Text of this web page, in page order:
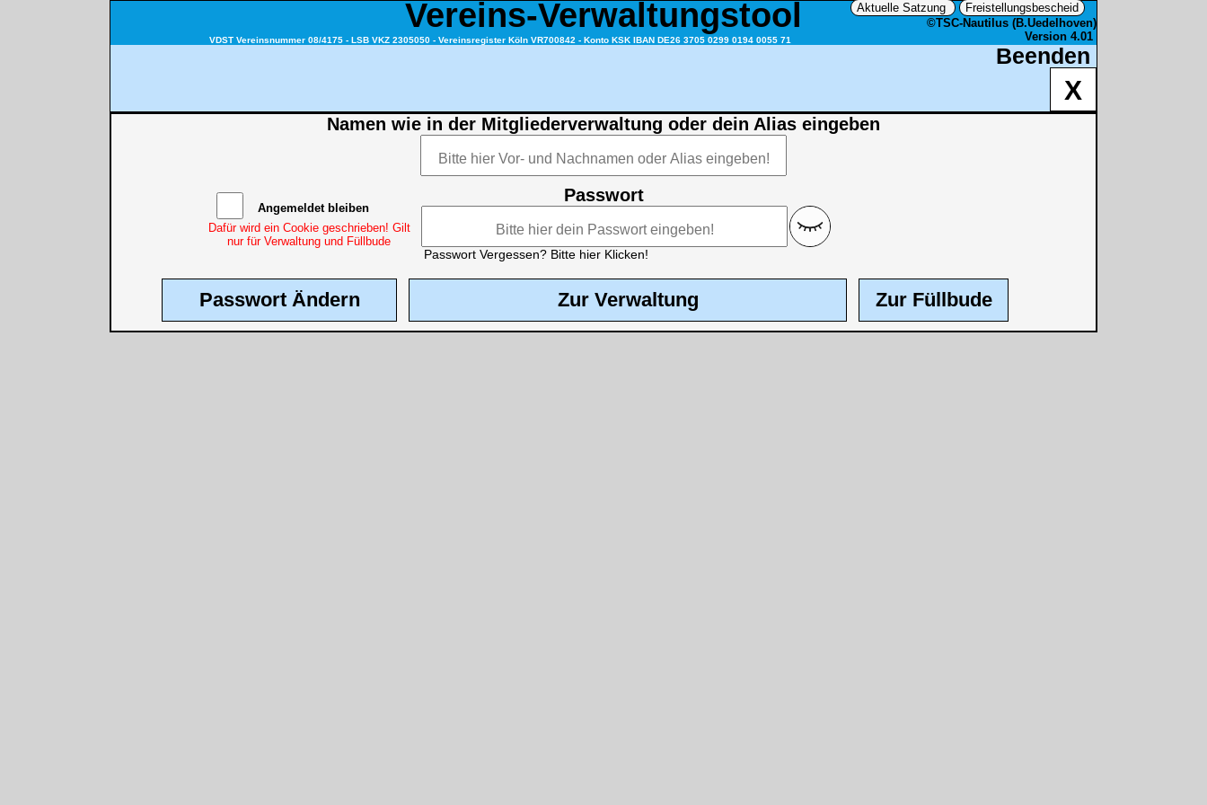
Vereins-Verwaltungstool Aktuelle Satzung Freistellungsbescheid
VDST Vereinsnummer 08/4175 - LSB VKZ 2305050 - Vereinsregister Köln VR700842 - Konto KSK IBAN DE26 3705 0299 0194 0055 71
©TSC-Nautilus (B.Uedelhoven)
Version 4.01
Beenden
X
Namen wie in der Mitgliederverwaltung oder dein Alias eingeben
Passwort
Angemeldet bleiben
Dafür wird ein Cookie geschrieben! Gilt
nur für Verwaltung und Füllbude
Passwort Vergessen? Bitte hier Klicken!
Passwort Ändern Zur Verwaltung Zur Füllbude